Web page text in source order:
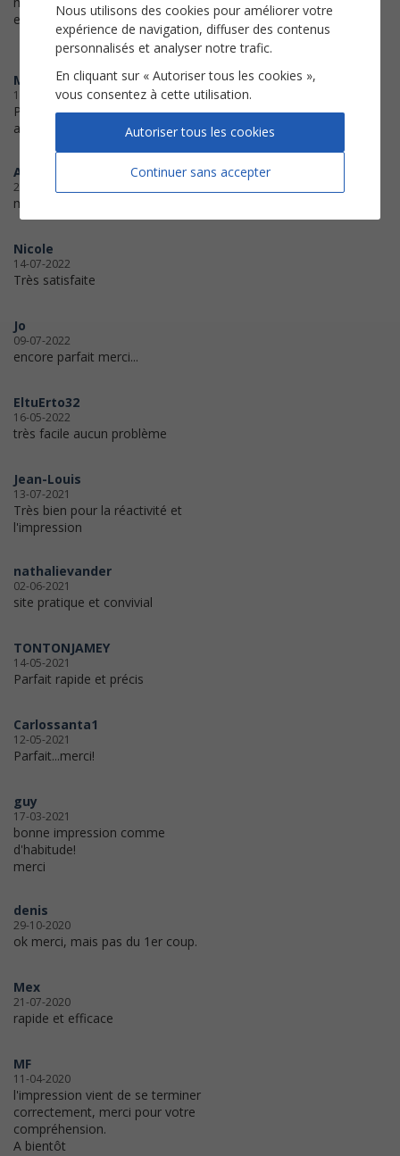
en attente du piano.
Michack
10-12-2022
Partition impeccable. Impression
aussi.
AUCUN
23-09-2022
merci tout s'est bien passé
Nicole
14-07-2022
Très satisfaite
Jo
09-07-2022
encore parfait merci...
EltuErto32
16-05-2022
très facile aucun problème
Jean-Louis
13-07-2021
Très bien pour la réactivité et
l'impression
nathalievander
02-06-2021
site pratique et convivial
TONTONJAMEY
14-05-2021
Parfait rapide et précis
Carlossanta1
12-05-2021
Parfait...merci!
guy
17-03-2021
bonne impression comme
d'habitude!
merci
denis
29-10-2020
ok merci, mais pas du 1er coup.
Mex
21-07-2020
rapide et efficace
MF
11-04-2020
l'impression vient de se terminer
correctement, merci pour votre
compréhension.
A bientôt
Nous utilisons des cookies pour améliorer votre
expérience de navigation, diffuser des contenus
personnalisés et analyser notre trafic.
En cliquant sur « Autoriser tous les cookies »,
vous consentez à cette utilisation.
Continuer sans accepter
Autoriser tous les cookies